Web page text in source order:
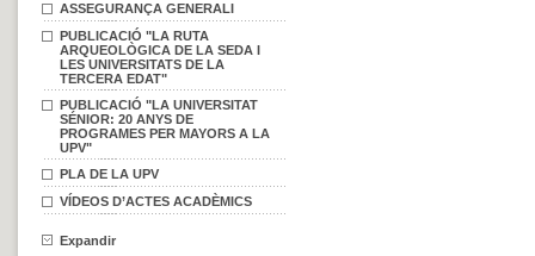
ASSEGURANÇA GENERALI
PUBLICACIÓ "LA RUTA
ARQUEOLÒGICA DE LA SEDA I
LES UNIVERSITATS DE LA
TERCERA EDAT"
PUBLICACIÓ "LA UNIVERSITAT
SÉNIOR: 20 ANYS DE
PROGRAMES PER MAYORS A LA
UPV"
PLA DE LA UPV
VÍDEOS D’ACTES ACADÈMICS
Expandir